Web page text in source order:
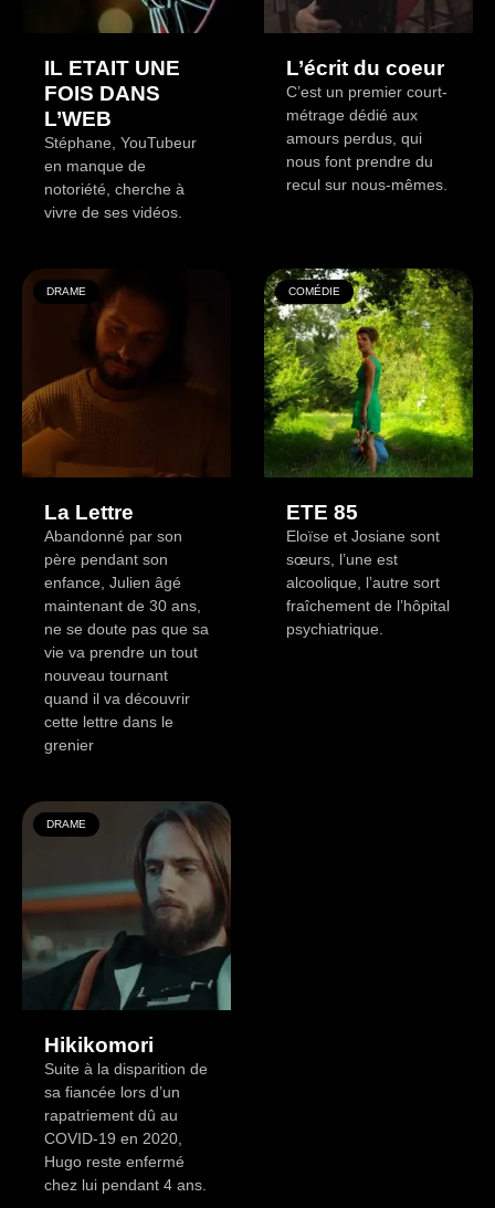
IL ETAIT UNE
FOIS DANS
L’WEB
Stéphane, YouTubeur
en manque de
notoriété, cherche à
vivre de ses vidéos.
L’écrit du coeur
C’est un premier court-
métrage dédié aux
amours perdus, qui
nous font prendre du
recul sur nous-mêmes.
DRAME
La Lettre
Abandonné par son
père pendant son
enfance, Julien âgé
maintenant de 30 ans,
ne se doute pas que sa
vie va prendre un tout
nouveau tournant
quand il va découvrir
cette lettre dans le
grenier
COMÉDIE
ETE 85
Eloïse et Josiane sont
sœurs, l’une est
alcoolique, l’autre sort
fraîchement de l’hôpital
psychiatrique.
DRAME
Hikikomori
Suite à la disparition de
sa fiancée lors d’un
rapatriement dû au
COVID-19 en 2020,
Hugo reste enfermé
chez lui pendant 4 ans.